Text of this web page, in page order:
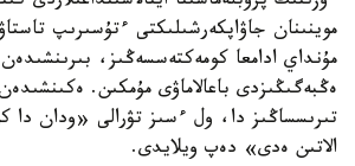
موينىنان جاۋاپكەرشىلىكتى ءتۇسىرىپ
مۇنداي ادامعا كومەكتەسسەڭىز،
ەڭبەگىڭىزدى باعالاماۋى مۇمكىن.
تىرىسساڭىز دا، ول ءسىز تۋرالى «ودان دا
الاتىن ەدى» دەپ ويلايدى.